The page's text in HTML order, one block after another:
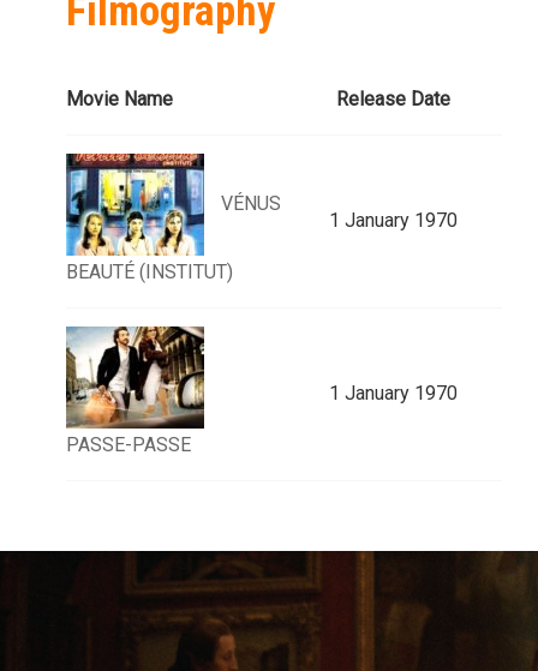
Filmography
Movie Name Release Date
VÉNUS
BEAUTÉ (INSTITUT)
1 January 1970
PASSE-PASSE
1 January 1970